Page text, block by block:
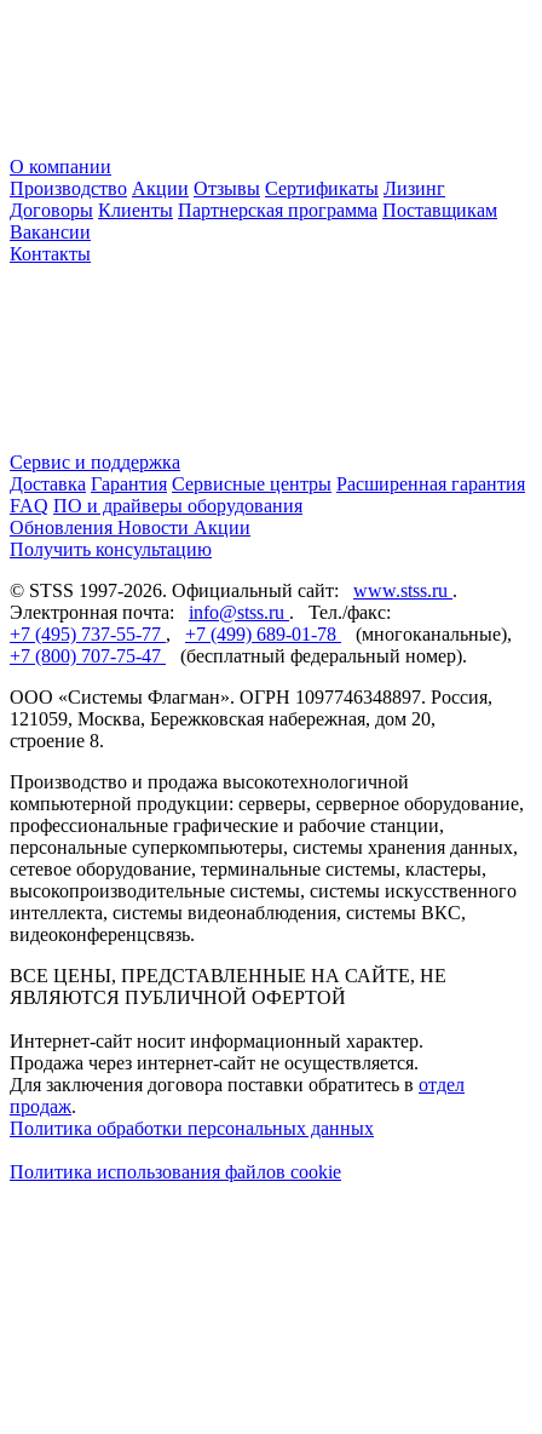
О компании
Производство Акции Отзывы Сертификаты Лизинг
Договоры Клиенты Партнерская программа Поставщикам
Вакансии
Контакты
Сервис и поддержка
Доставка Гарантия Сервисные центры Расширенная гарантия
FAQ ПО и драйверы оборудования
Обновления Новости Акции
Получить консультацию
© STSS 1997-2026. Официальный сайт: www.stss.ru .
Электронная почта: info@stss.ru . Тел./факс:
+7 (495) 737-55-77 , +7 (499) 689-01-78
(многоканальные),
+7 (800) 707-75-47
(бесплатный федеральный номер).
ООО «Системы Флагман». ОГРН 1097746348897. Россия,
121059, Москва, Бережковская набережная, дом 20,
строение 8.
Производство и продажа высокотехнологичной
компьютерной продукции: серверы, серверное оборудование,
профессиональные графические и рабочие станции,
персональные суперкомпьютеры, системы хранения данных,
сетевое оборудование, терминальные системы, кластеры,
высокопроизводительные системы, системы искусственного
интеллекта, системы видеонаблюдения, системы ВКС,
видеоконференцсвязь.
ВСЕ ЦЕНЫ, ПРЕДСТАВЛЕННЫЕ НА САЙТЕ, НЕ
ЯВЛЯЮТСЯ ПУБЛИЧНОЙ ОФЕРТОЙ
Интернет-сайт носит информационный характер.
Продажа через интернет-сайт не осуществляется.
Для заключения договора поставки обратитесь в отдел
продаж.
Политика обработки персональных данных
Политика использования файлов cookie